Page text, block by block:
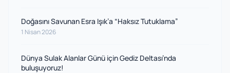
Doğasını Savunan Esra Işık’a “Haksız Tutuklama”
1 Nisan 2026
Dünya Sulak Alanlar Günü için Gediz Deltası’nda
buluşuyoruz!